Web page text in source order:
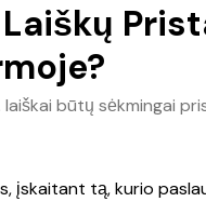
būtų sėkmingai
įskaitant tą, kurio